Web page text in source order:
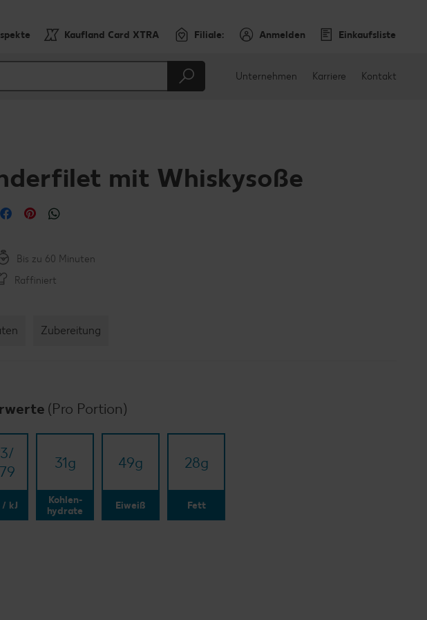
Kaufland Card XTRA Filiale: Anmelden Einkaufsliste
Unternehmen Karriere Kontakt
mit Whiskysoße
per E-Mail teilen
per Facebook teilen
per Pinterest teilen
Bis zu 60 Minuten
Raffiniert
Zubereitung
(Pro Portion)
/ kJ
31g
Kohlen-
hydrate
49g
Eiweiß
28g
Fett